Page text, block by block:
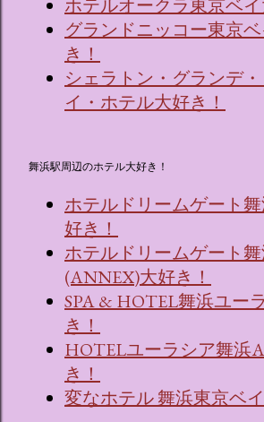
ホテルオークラ東京ベイ
グランドニッコー東京
き！
シェラトン・グランデ
イ・ホテル大好き！
舞浜駅周辺のホテル大好き！
ホテルドリームゲート
好き！
ホテルドリームゲート
(ANNEX)大好き！
SPA & HOTEL舞浜ユー
き！
HOTELユーラシア舞浜
き！
変なホテル 舞浜東京ベ